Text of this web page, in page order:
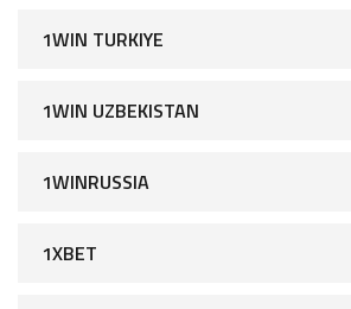
1WIN TURKIYE
1WIN UZBEKISTAN
1WINRUSSIA
1XBET